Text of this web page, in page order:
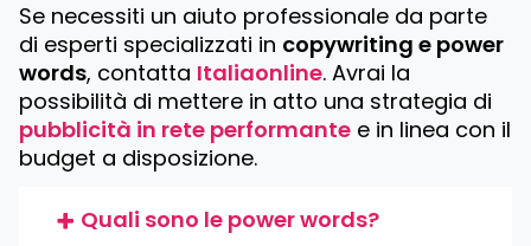
Se necessiti un aiuto professionale da parte
di esperti specializzati in copywriting e power
words, contatta Italiaonline. Avrai la
possibilità di mettere in atto una strategia di
pubblicità in rete performante e in linea con il
budget a disposizione.
Quali sono le power words?